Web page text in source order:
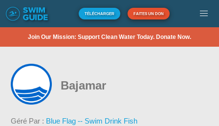
TÉLÉCHARGER FAITES UN DON
Join Our Mission: Support Clean Water Today. Donate Now.
Bajamar
Géré Par : Blue Flag -- Swim Drink Fish